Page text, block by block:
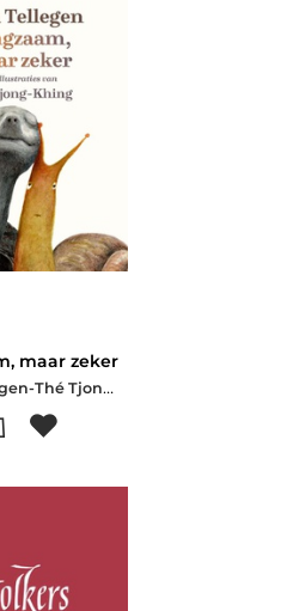
maar zeker
Toon Tellegen-Thé Tjong-Khing